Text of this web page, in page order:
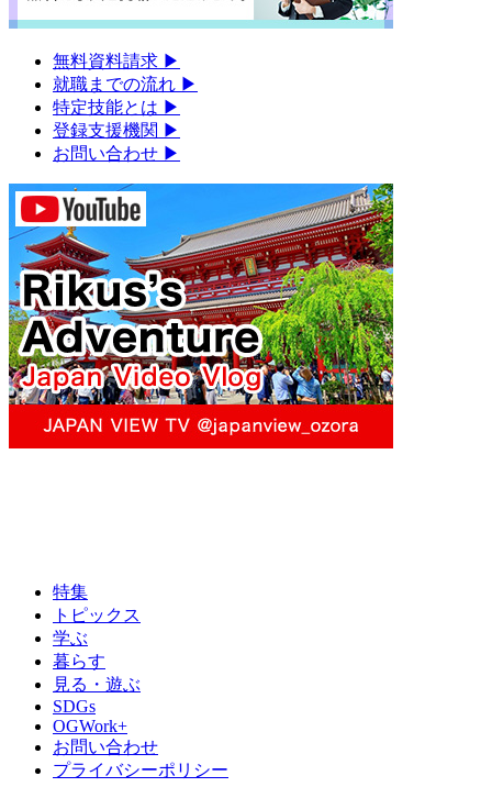
無料資料請求 ▶︎
就職までの流れ ▶︎
特定技能とは ▶︎
登録支援機関 ▶︎
お問い合わせ ▶︎
特集
トピックス
学ぶ
暮らす
見る・遊ぶ
SDGs
OGWork+
お問い合わせ
プライバシーポリシー